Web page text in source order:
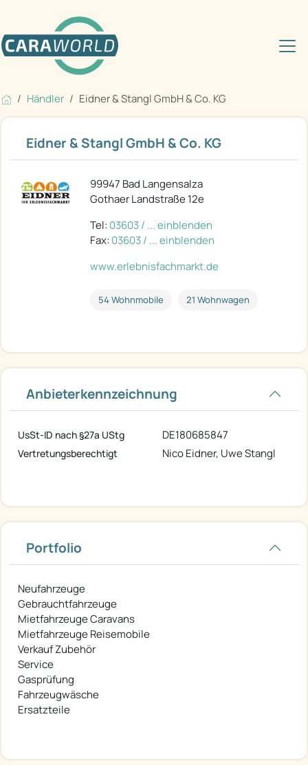
Händler Eidner & Stangl GmbH & Co. KG
Eidner & Stangl GmbH & Co. KG
99947 Bad Langensalza
Gothaer Landstraße 12e
Tel: 03603 / ... einblenden
Fax: 03603 / ... einblenden
www.erlebnisfachmarkt.de
54 Wohnmobile 21 Wohnwagen
Anbieterkennzeichnung
UsSt-ID nach §27a UStg DE180685847
Vertretungsberechtigt Nico Eidner, Uwe Stangl
Portfolio
Neufahrzeuge
Gebrauchtfahrzeuge
Mietfahrzeuge Caravans
Mietfahrzeuge Reisemobile
Verkauf Zubehör
Service
Gasprüfung
Fahrzeugwäsche
Ersatzteile